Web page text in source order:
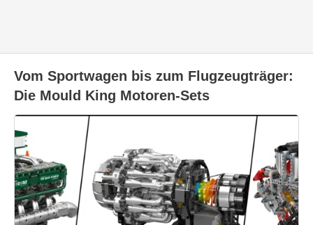
Vom Sportwagen bis zum Flugzeugträger:
Die Mould King Motoren-Sets